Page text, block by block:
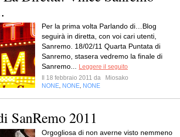
Per la prima volta Parlando di…Blog
seguirà in diretta, con voi cari utenti,
Sanremo. 18/02/11 Quarta Puntata di
Sanremo, stasera vedremo la finale di
Sanremo...
Leggere il seguito
Il 18 febbraio 2011 da
Miosako
NONE NONE NONE
SanRemo 2011
Orgogliosa di non averne visto nemmeno